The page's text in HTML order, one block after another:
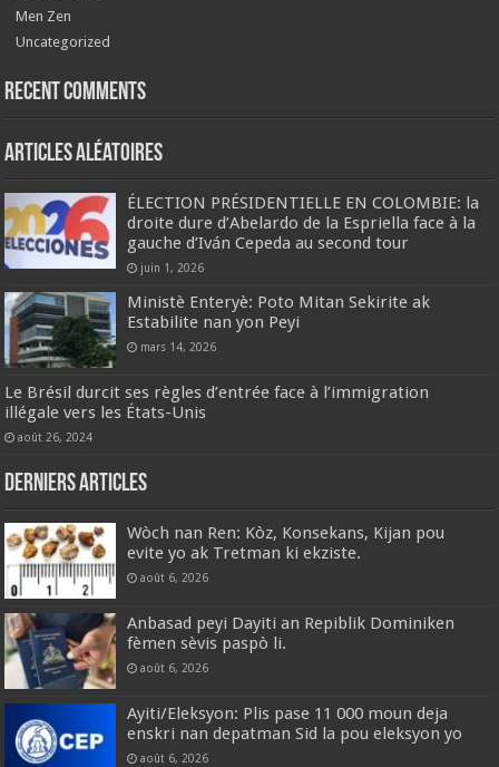
Men Zen
Uncategorized
Recent Comments
Articles aléatoires
ÉLECTION PRÉSIDENTIELLE EN COLOMBIE: la
droite dure d’Abelardo de la Espriella face à la
gauche d’Iván Cepeda au second tour
juin 1, 2026
Ministè Enteryè: Poto Mitan Sekirite ak
Estabilite nan yon Peyi
mars 14, 2026
Le Brésil durcit ses règles d’entrée face à l’immigration
illégale vers les États-Unis
août 26, 2024
Derniers articles
Wòch nan Ren: Kòz, Konsekans, Kijan pou
evite yo ak Tretman ki ekziste.
août 6, 2026
Anbasad peyi Dayiti an Repiblik Dominiken
fèmen sèvis paspò li.
août 6, 2026
Ayiti/Eleksyon: Plis pase 11 000 moun deja
enskri nan depatman Sid la pou eleksyon yo
août 6, 2026